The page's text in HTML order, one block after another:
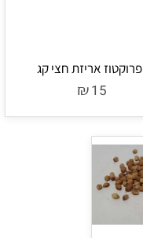
פרוקטוז אריזת חצי קג
₪15